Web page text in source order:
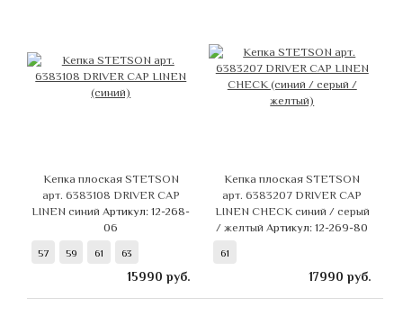
Кепка плоская STETSON
арт. 6383108 DRIVER CAP
LINEN синийАртикул: 12-268-
06
57 59 61 63
15990 руб.
Кепка плоская STETSON
арт. 6383207 DRIVER CAP
LINEN CHECK синий / серый
/ желтыйАртикул: 12-269-80
61
17990 руб.